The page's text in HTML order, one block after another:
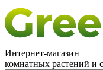
Интернет-магазин
комнатных растений и